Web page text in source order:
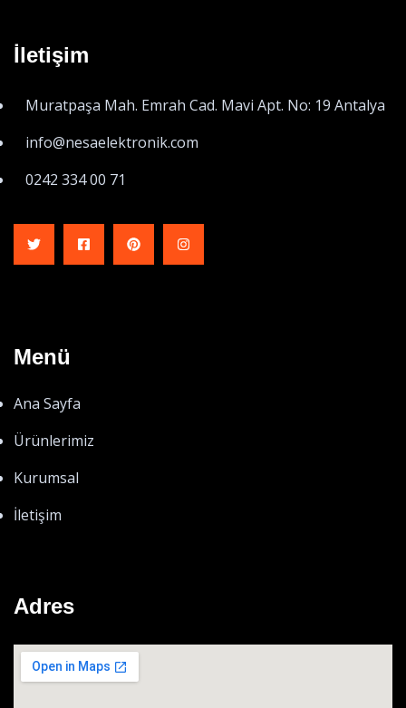
İletişim
Muratpaşa Mah. Emrah Cad. Mavi Apt. No: 19 Antalya
info@nesaelektronik.com
0242 334 00 71
Menü
Ana Sayfa
Ürünlerimiz
Kurumsal
İletişim
Adres